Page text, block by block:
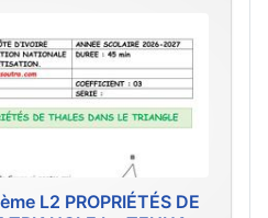
L2 PROPRIÉTÉS DE